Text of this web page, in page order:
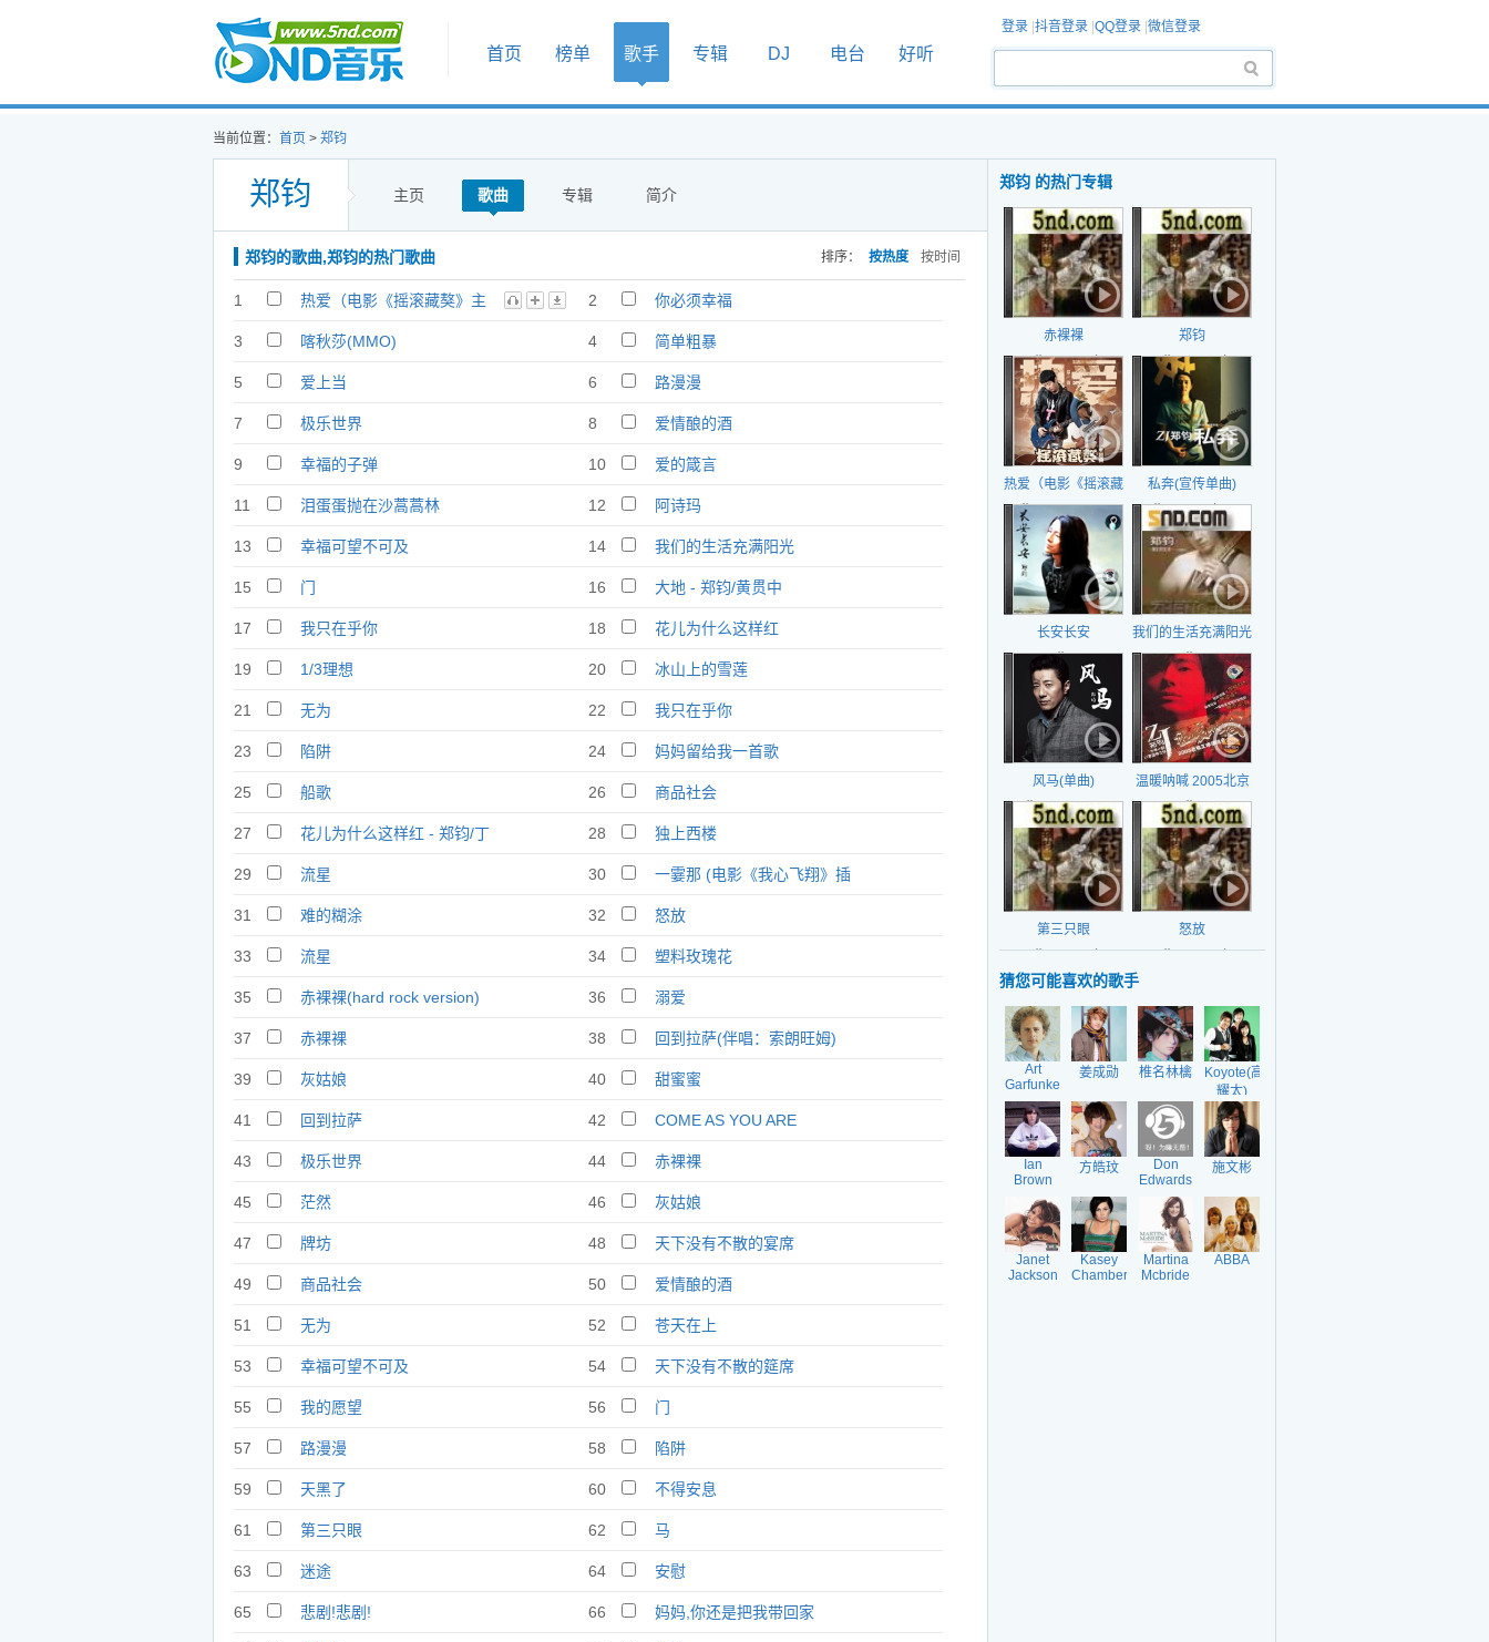
首页
首页 榜单 歌手 专辑 DJ 电台 好听
登录 抖音登录 QQ登录 微信登录
当前位置： 首页 > 郑钧
郑钧 主页 歌曲 专辑 简介
郑钧的歌曲,郑钧的热门歌曲 排序： 按热度 按时间
1
热爱（电影《摇滚藏獒》主
2 你必须幸福
3 喀秋莎(MMO) 4 简单粗暴
5 爱上当 6 路漫漫
7 极乐世界 8 爱情酿的酒
9 幸福的子弹 10 爱的箴言
11 泪蛋蛋抛在沙蒿蒿林 12 阿诗玛
13 幸福可望不可及 14 我们的生活充满阳光
15 门 16 大地 - 郑钧/黄贯中
17 我只在乎你 18 花儿为什么这样红
19 1/3理想 20 冰山上的雪莲
21 无为 22 我只在乎你
23 陷阱 24 妈妈留给我一首歌
25 船歌 26 商品社会
27
花儿为什么这样红 - 郑钧/丁
28 独上西楼
29 流星 30
一霎那 (电影《我心飞翔》插
31
难的糊涂 32 怒放
33 流星 34 塑料玫瑰花
35 赤裸裸(hard rock version) 36 溺爱
37 赤裸裸 38 回到拉萨(伴唱：索朗旺姆)
39 灰姑娘 40 甜蜜蜜
41 回到拉萨 42 COME AS YOU ARE
43 极乐世界 44 赤裸裸
45 茫然 46 灰姑娘
47 牌坊 48 天下没有不散的宴席
49 商品社会 50 爱情酿的酒
51 无为 52 苍天在上
53 幸福可望不可及 54 天下没有不散的筵席
55 我的愿望 56 门
57 路漫漫 58 陷阱
59 天黑了 60 不得安息
61 第三只眼 62 马
63 迷途 64 安慰
65 悲剧!悲剧! 66 妈妈,你还是把我带回家
郑钧 的热门专辑
赤裸裸
日期：2002年
郑钧
日期：2002年
热爱（电影《摇滚藏
獒》主题曲）
日期：2016-06-06
私奔(宣传单曲)
日期：2006年6月
19日
长安长安
日期：
我们的生活充满阳光
日期：
风马(单曲)
日期：2015-5-18
温暖呐喊 2005北京
工体演唱会
日期：
第三只眼
怒放
猜您可能喜欢的歌手
Art
Garfunkel
姜成勋 椎名林檎
Koyote(高
耀太)
Ian
Brown
方皓玟
Don
Edwards
施文彬
Janet
Jackson
Kasey
Chambers
Martina
Mcbride
ABBA